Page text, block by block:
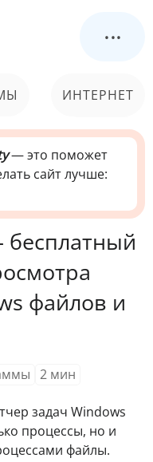
...
ИНТЕРНЕТ
СИСТЕМА
— это поможет
сайт лучше:
файлов и
2 мин
задач Windows
процессы, но и
файлы.